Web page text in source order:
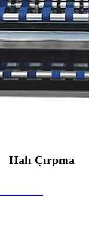
Halı Çırpma